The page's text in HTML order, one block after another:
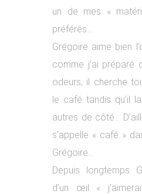
un de mes «
préférés…
Grégoire aime bien
comme j’ai préparé
odeurs, il cherche
le café tandis qu’il
autres de côté…
s’appelle « café »
Grégoire…
Depuis longtemps
d’un œil «